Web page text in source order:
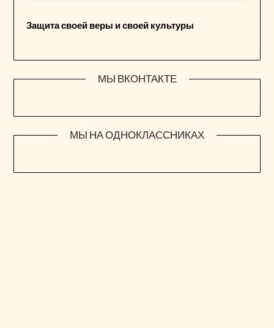
Защита своей веры и своей культуры
МЫ ВКОНТАКТЕ
МЫ НА ОДНОКЛАССНИКАХ